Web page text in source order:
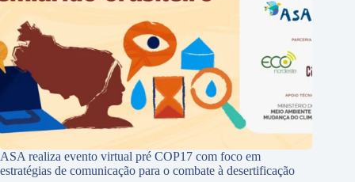
ASA realiza evento virtual pré COP17 com foco em
estratégias de comunicação para o combate à desertificação